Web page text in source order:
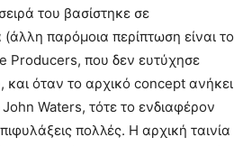
του βασίστηκε σε
(άλλη παρόμοια περίπτωση είναι το
Producers, που δεν ευτύχησε
και όταν το αρχικό concept ανήκει
Waters, τότε το ενδιαφέρον
πολλές. Η αρχική ταινία